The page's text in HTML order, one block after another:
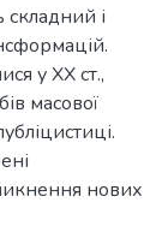
складний і
у ХХ ст.,
масової
нових